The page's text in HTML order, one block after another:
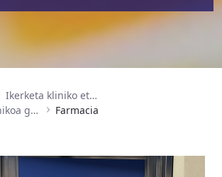
Ikerketa kliniko eta Entsegu klinikoen unitatea
Ikerketa klinikoa gauzatzeko euskarria (SEIC)
Farmacia